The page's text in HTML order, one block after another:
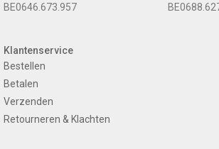
BE0646.673.957
Klantenservice
Bestellen
Betalen
Verzenden
Retourneren & Klachten